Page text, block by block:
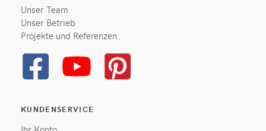
Unser Team
Unser Betrieb
Projekte und Referenzen
KUNDENSERVICE